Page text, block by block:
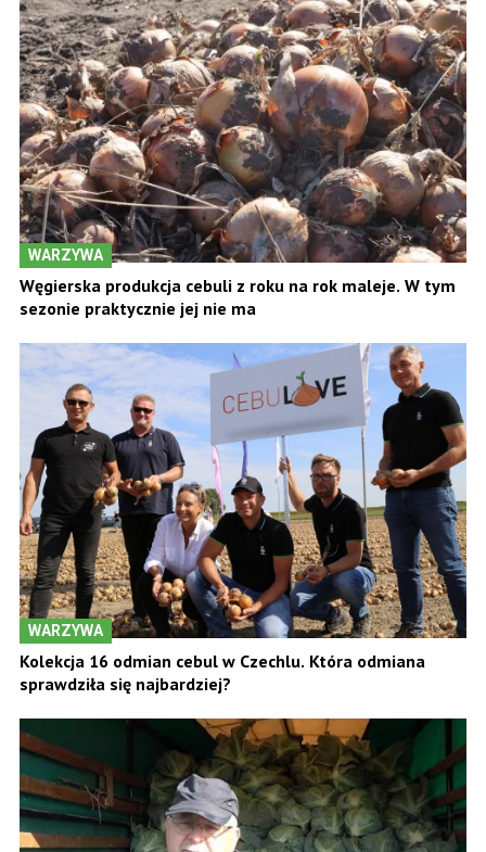
WARZYWA
Węgierska produkcja cebuli z roku na rok maleje. W tym
sezonie praktycznie jej nie ma
WARZYWA
Kolekcja 16 odmian cebul w Czechlu. Która odmiana
sprawdziła się najbardziej?